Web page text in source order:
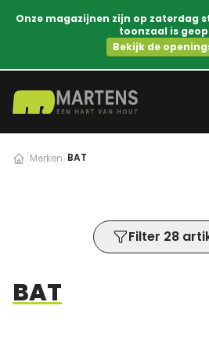
Onze magazijnen zijn op zaterdag
toonzaal is
Bekijk de
/Merken/BAT
Filter 28
BAT